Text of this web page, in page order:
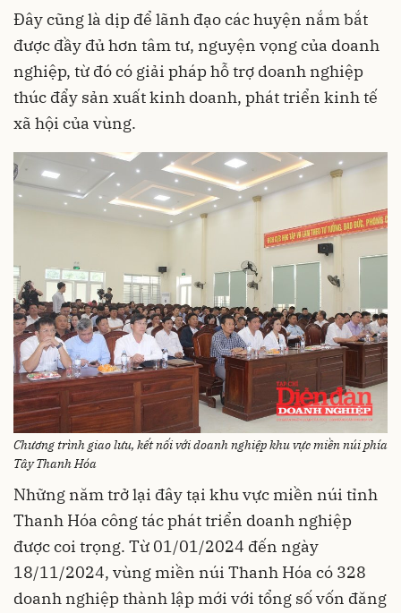
Đây cũng là dịp để lãnh đạo các huyện nắm bắt
được đầy đủ hơn tâm tư, nguyện vọng của doanh
nghiệp, từ đó có giải pháp hỗ trợ doanh nghiệp
thúc đẩy sản xuất kinh doanh, phát triển kinh tế
xã hội của vùng.
Chương trình giao lưu, kết nối với doanh nghiệp khu vực miền núi phía
Tây Thanh Hóa
Những năm trở lại đây tại khu vực miền núi tỉnh
Thanh Hóa công tác phát triển doanh nghiệp
được coi trọng. Từ 01/01/2024 đến ngày
18/11/2024, vùng miền núi Thanh Hóa có 328
doanh nghiệp thành lập mới với tổng số vốn đăng